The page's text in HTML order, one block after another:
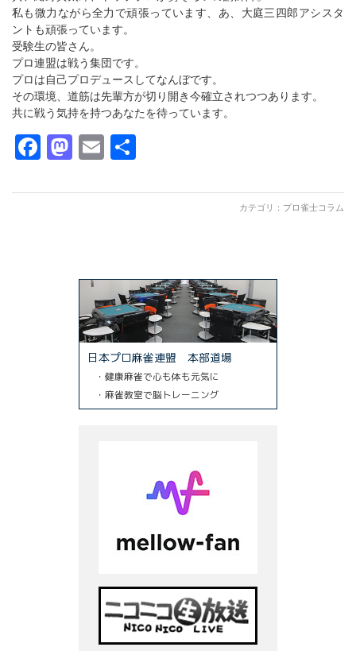
私も微力ながら全力で頑張っています、あ、大庭三四郎アシスタ
ントも頑張っています。
受験生の皆さん。
プロ連盟は戦う集団です。
プロは自己プロデュースしてなんぼです。
その環境、道筋は先輩方が切り開き今確立されつつあります。
共に戦う気持を持つあなたを待っています。
Facebook
Mastodon
Email
カテゴリ： プロ雀士コラム
日本プロ麻雀連盟 本部道場
・健康麻雀で心も体も元気に
・麻雀教室で脳トレーニング